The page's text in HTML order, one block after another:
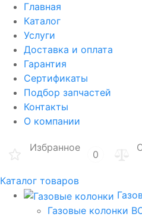
Главная
Каталог
Услуги
Доставка и оплата
Гарантия
Сертификаты
Подбор запчастей
Контакты
О компании
Избранное
0
Каталог товаров
Газовые колонки